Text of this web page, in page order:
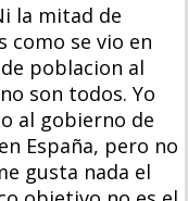
la mitad de
como se vio en
poblacion al
son todos. Yo
al gobierno de
España, pero no
gusta nada el